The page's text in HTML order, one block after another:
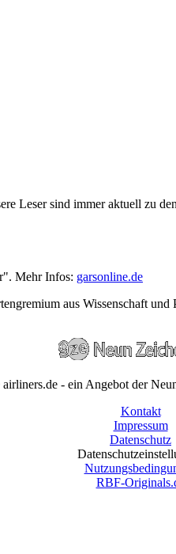
Leser sind immer aktuell zu
Mehr Infos: garsonline.de
aus Wissenschaft und
- ein Angebot der
Kontakt
Impressum
Datenschutz
RBF-